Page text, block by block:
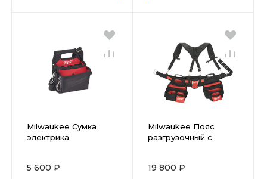
Milwaukee Сумка
электрика
5 600 ₽
Milwaukee Пояс
разгрузочный с
19 800 ₽